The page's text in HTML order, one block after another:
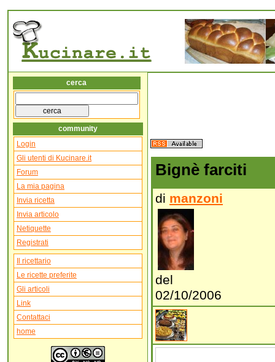
cerca
community
Login
Gli utenti di Kucinare.it
Forum
La mia pagina
Invia ricetta
Invia articolo
Netiquette
Registrati
Il ricettario
Le ricette preferite
Gli articoli
Link
Contattaci
home
Bignè farciti
di manzoni
del
02/10/2006